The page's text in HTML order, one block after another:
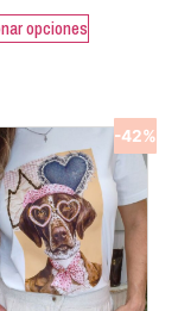
opciones
-42%